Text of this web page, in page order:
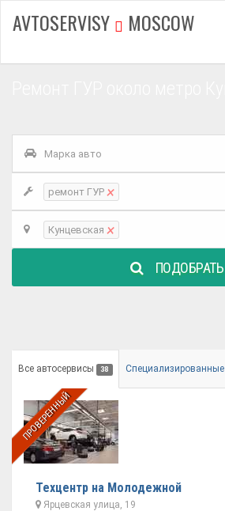
AVTOSERVISY MOSCOW
Марка авто
ремонт ГУР ×
Кунцевская ×
ПОДОБРАТЬ
Все автосервисы 38 Специализированные
ПРОВЕРЕННЫЙ
Техцентр на Молодежной
Ярцевская улица, 19